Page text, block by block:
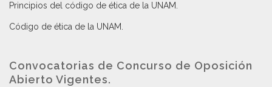
Principios del código de ética de la UNAM
Código de ética de la UNAM
Convocatorias de Concurso de Oposición
Abierto Vigentes.